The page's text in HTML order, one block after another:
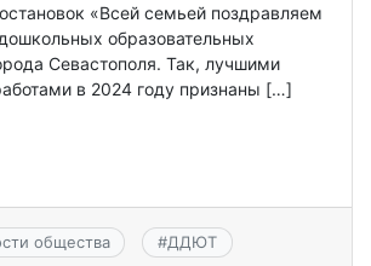
«Всей семьей поздравляем
образовательных
Севастополя. Так, лучшими
в 2024 году признаны […]
общества #ДДЮТ